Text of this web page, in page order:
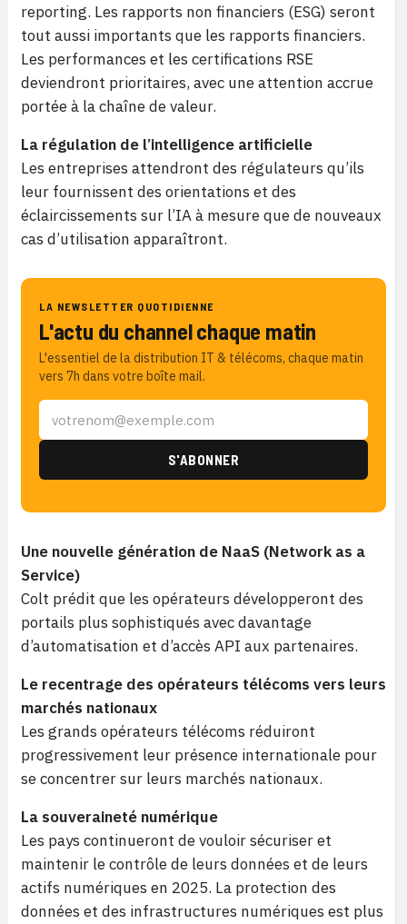
reporting. Les rapports non financiers (ESG) seront
tout aussi importants que les rapports financiers.
Les performances et les certifications RSE
deviendront prioritaires, avec une attention accrue
portée à la chaîne de valeur.
La régulation de l’intelligence artificielle
Les entreprises attendront des régulateurs qu’ils
leur fournissent des orientations et des
éclaircissements sur l’IA à mesure que de nouveaux
cas d’utilisation apparaîtront.
LA NEWSLETTER QUOTIDIENNE
L'actu du channel chaque matin
L'essentiel de la distribution IT & télécoms, chaque matin
vers 7h dans votre boîte mail.
Une nouvelle génération de NaaS (Network as a
Service)
Colt prédit que les opérateurs développeront des
portails plus sophistiqués avec davantage
d’automatisation et d’accès API aux partenaires.
Le recentrage des opérateurs télécoms vers leurs
marchés nationaux
Les grands opérateurs télécoms réduiront
progressivement leur présence internationale pour
se concentrer sur leurs marchés nationaux.
La souveraineté numérique
Les pays continueront de vouloir sécuriser et
maintenir le contrôle de leurs données et de leurs
actifs numériques en 2025. La protection des
données et des infrastructures numériques est plus